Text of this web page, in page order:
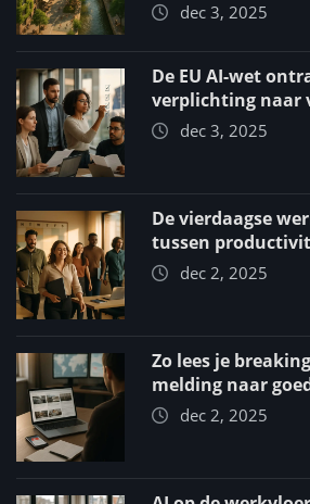
dec 3, 2025
De EU AI-wet
verplichting naar
dec 3, 2025
De vierdaagse
tussen
dec 2, 2025
Zo lees je
melding naar
dec 2, 2025